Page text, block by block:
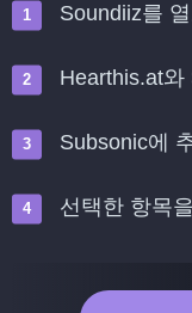
Soundiiz를
Hearthis.at
Subsonic에
선택한 항목